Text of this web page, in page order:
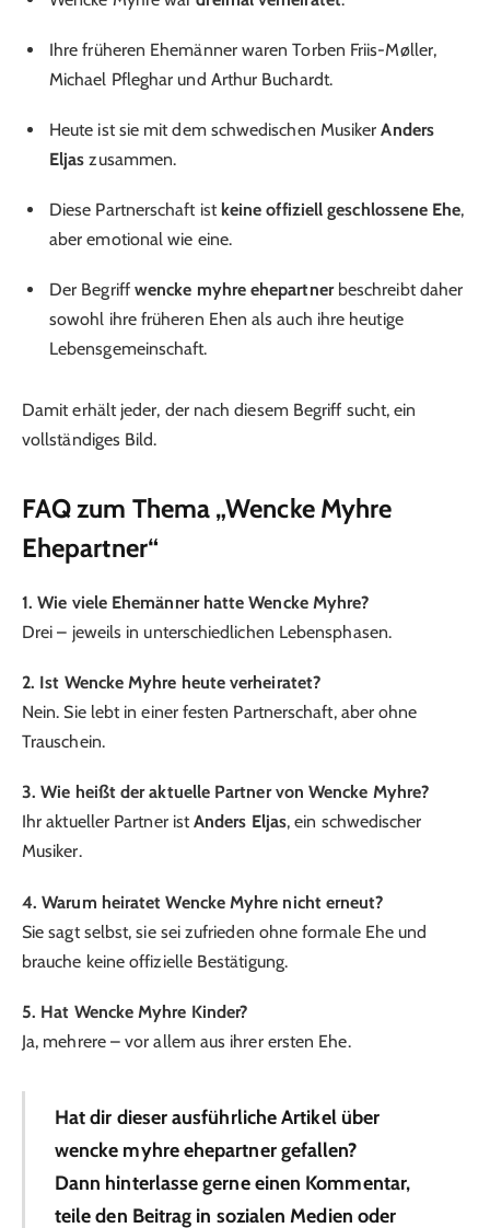
Ihre früheren Ehemänner waren Torben Friis-Møller,
Michael Pfleghar und Arthur Buchardt.
Heute ist sie mit dem schwedischen MusikerAnders
Eljas zusammen.
Diese Partnerschaft ist keine offiziell geschlossene Ehe,
aber emotional wie eine.
Der Begriff wencke myhre ehepartnerbeschreibt daher
sowohl ihre früheren Ehen als auch ihre heutige
Lebensgemeinschaft.
Damit erhält jeder, der nach diesem Begriff sucht, ein
vollständiges Bild.
FAQ zum Thema „Wencke Myhre
Ehepartner“
1. Wie viele Ehemänner hatte Wencke Myhre?
Drei – jeweils in unterschiedlichen Lebensphasen.
2. Ist Wencke Myhre heute verheiratet?
Nein. Sie lebt in einer festen Partnerschaft, aber ohne
Trauschein.
3. Wie heißt der aktuelle Partner von Wencke Myhre?
Ihr aktueller Partner istAnders Eljas, ein schwedischer
Musiker.
4. Warum heiratet Wencke Myhre nicht erneut?
Sie sagt selbst, sie sei zufrieden ohne formale Ehe und
brauche keine offizielle Bestätigung.
5. Hat Wencke Myhre Kinder?
Ja, mehrere – vor allem aus ihrer ersten Ehe.
Hat dir dieser ausführliche Artikel über
wencke myhre ehepartner gefallen?
Dann hinterlasse gerne einen Kommentar,
teile den Beitrag in sozialen Medien oder